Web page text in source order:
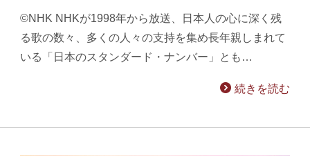
©NHK NHKが1998年から放送、日本人の心に深く残
る歌の数々、多くの人々の支持を集め長年親しまれて
いる「日本のスタンダード・ナンバー」とも…
続きを読む